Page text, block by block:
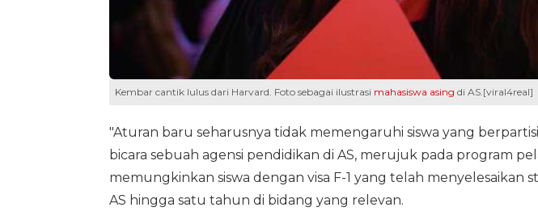
Kembar cantik lulus dari Harvard. Foto sebagai ilustrasi mahasiswa asing di AS.[viral4real]
"Aturan baru seharusnya tidak memengaruhi siswa yang
bicara sebuah agensi pendidikan di AS, merujuk pada program
memungkinkan siswa dengan visa F-1 yang telah menyelesaikan
AS hingga satu tahun di bidang yang relevan.